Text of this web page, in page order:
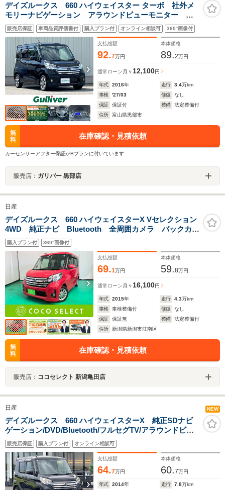
デイズルークス 660 ハイウェイスター ターボ 社外メ
モリーナビゲーション アラウンドビューモニター エ
マージェンシーブレーキ ETC 両側パワースライドド
ア アイドリングストップ ベンチシート スマートキ
ー2ヶ 保証書 点検記録簿 取扱説明書
販売店保証 車両品質評価書付 購入プラン付 オンライン相談可 360°画像付
支払総額
92.7万円
本体価格
89.2万円
通常ローン 月々 12,100円
年式 2016年 走行 3.4万km
車検
'27/03 修復
なし
保証
保証付 整備
法定整備付
住所
富山県黒部市
無
料
在庫確認・見積依頼
カーセンサーアフター保証がBプランに付いています
販売店： ガリバー 黒部店
日産
デイズルークス 660 ハイウェイスターX Vセレクション
4WD 純正ナビ Bluetooth 全周囲カメラ バックカメ
ラ シートヒーター 片側電動スライドドア 衝突被害
軽減ブレーキ フロントフォグランプ アイドリングス
トップ USB HID 純正14AW 4WD
購入プラン付 360°画像付
支払総額
69.1万円
本体価格
59.8万円
通常ローン 月々 16,100円
年式 2015年 走行 4.3万km
車検
車検整備付 修復
なし
保証
保証無 整備
法定整備付
住所
新潟県新潟市江南区
無
料
在庫確認・見積依頼
販売店： ココセレクト 新潟亀田店
日産 NEW
デイズルークス 660 ハイウェイスターX 純正SDナビ
ゲーション/DVD/Bluetooth/フルセグTV/アラウンドビュ
ーモニター/片側パワースライドドア/ETC/HIDヘッドライ
ト/フォグランプ/スマートキー/プッシュスタート/取扱説
明書
販売店保証 購入プラン付 オンライン相談可
支払総額
64.7万円
本体価格
60.7万円
年式 2014年 走行 7.8万km